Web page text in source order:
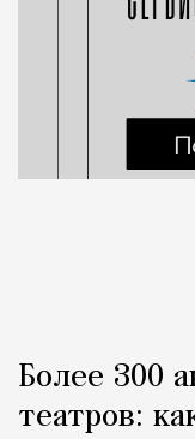
Более 300
театров: